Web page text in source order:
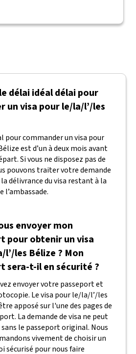
délai idéal délai pour
un visa pour le/la/l’/les
pour commander un visa pour
est d’un à deux mois avant
Si vous ne disposez pas de
pouvons traiter votre demande
délivrance du visa restant à la
l’ambassade.
envoyer mon
pour obtenir un visa
les Bélize ? Mon
sera-t-il en sécurité ?
envoyer votre passeport et
Le visa pour le/la/l’/les
apposé sur l'une des pages de
La demande de visa ne peut
le passeport original. Nous
vivement de choisir un
sécurisé pour nous faire